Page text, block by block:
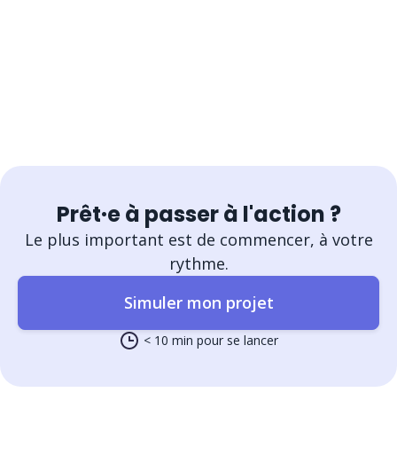
Prêt·e à passer à l'action ?
Le plus important est de commencer, à votre
rythme.
Simuler mon projet
< 10 min pour se lancer